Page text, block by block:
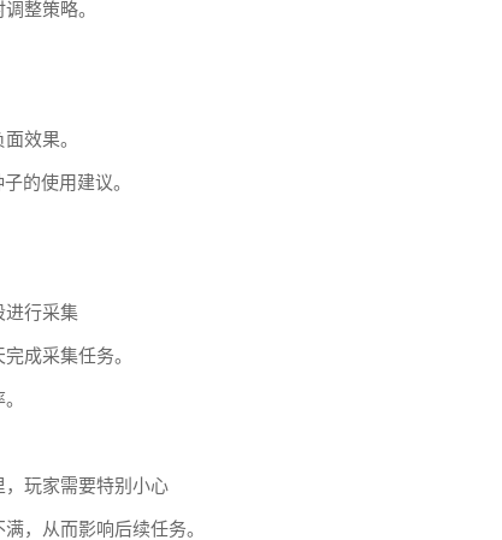
整策略。
效果。
的使用建议。
进行采集
成采集任务。
玩家需要特别小心
，从而影响后续任务。